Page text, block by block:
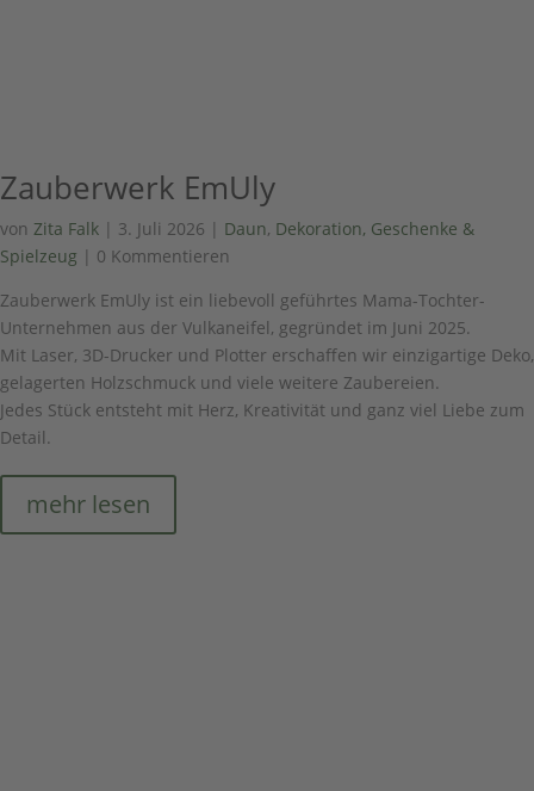
Zauberwerk EmUly
von Zita Falk | 3. Juli 2026 | Daun, Dekoration, Geschenke &
Spielzeug | 0 Kommentieren
Zauberwerk EmUly ist ein liebevoll geführtes Mama-Tochter-
Unternehmen aus der Vulkaneifel, gegründet im Juni 2025.
Mit Laser, 3D-Drucker und Plotter erschaffen wir einzigartige Deko,
gelagerten Holzschmuck und viele weitere Zaubereien.
Jedes Stück entsteht mit Herz, Kreativität und ganz viel Liebe zum
Detail.
mehr lesen